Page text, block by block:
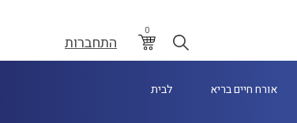
0
התחברות
אורח חיים בריא לבית